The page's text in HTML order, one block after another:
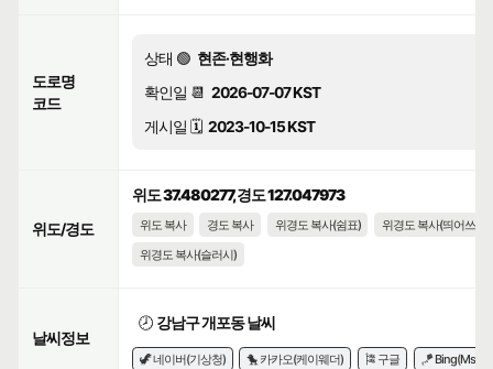
도로명
코드
상태 🟢 현존·현행화
확인일 📆 2026-07-07 KST
게시일 🗓️ 2023-10-15 KST
위도/경도
위도 37.480277, 경도 127.047973
위도 복사 경도 복사 위경도 복사(쉼표)
위경도 복사(띄어쓰기)
위경도 복사(슬러시)
날씨정보
🕗 강남구 개포동 날씨
🦖 네이버(기상청) 🐤 카카오(케이웨더) 🎏 구글 🪁 Bing(Msn)